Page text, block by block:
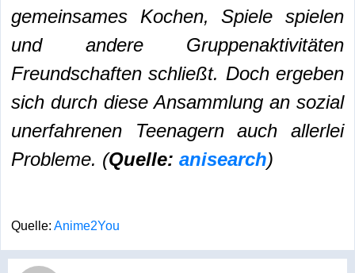
gemeinsames Kochen, Spiele spielen
und andere Gruppenaktivitäten
Freundschaften schließt. Doch ergeben
sich durch diese Ansammlung an sozial
unerfahrenen Teenagern auch allerlei
Probleme. (Quelle: anisearch)
Quelle: Anime2You